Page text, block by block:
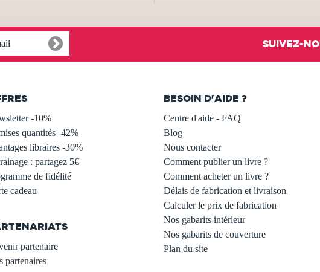
SUIVEZ-
-10%
quantités -42%
libraires -30%
: partagez 5€
de fidélité
cadeau
partenaire
partenaires
BESOIN D'AIDE ?
Centre d'aide - FAQ
Blog
Nous contacter
Comment publier un livre ?
Comment acheter un livre ?
Délais de fabrication et livraison
Calculer le prix de fabrication
Nos gabarits intérieur
Nos gabarits de couverture
Plan du site